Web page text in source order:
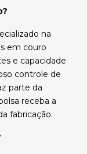
na
em couro
e capacidade
controle de
parte da
receba a
fabricação.